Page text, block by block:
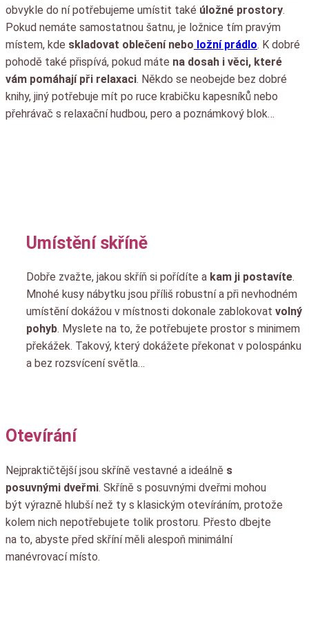
obvykle do ní potřebujeme umístit také úložné prostory.
Pokud nemáte samostatnou šatnu, je ložnice tím pravým
místem, kde skladovat oblečení nebo ložní prádlo. K dobré
pohodě také přispívá, pokud máte na dosah i věci, které
vám pomáhají při relaxaci. Někdo se neobejde bez dobré
knihy, jiný potřebuje mít po ruce krabičku kapesníků nebo
přehrávač s relaxační hudbou, pero a poznámkový blok…
Umístění skříně
Dobře zvažte, jakou skříň si pořídíte a kam ji postavíte.
Mnohé kusy nábytku jsou příliš robustní a při nevhodném
umístění dokážou v místnosti dokonale zablokovat volný
pohyb. Myslete na to, že potřebujete prostor s minimem
překážek. Takový, který dokážete překonat v polospánku
a bez rozsvícení světla…
Otevírání
Nejpraktičtější jsou skříně vestavné a ideálně s
posuvnými dveřmi. Skříně s posuvnými dveřmi mohou
být výrazně hlubší než ty s klasickým otevíráním, protože
kolem nich nepotřebujete tolik prostoru. Přesto dbejte
na to, abyste před skříní měli alespoň minimální
manévrovací místo.